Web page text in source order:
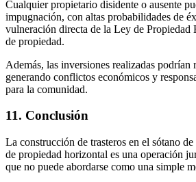
Cualquier propietario disidente o ausente
impugnación, con altas probabilidades de
vulneración directa de la Ley de Propiedad
de propiedad.
Además, las inversiones realizadas podrían
generando conflictos económicos y
para la comunidad.
11. Conclusión
La construcción de trasteros en el sótano
de propiedad horizontal es una operación
que no puede abordarse como una simple